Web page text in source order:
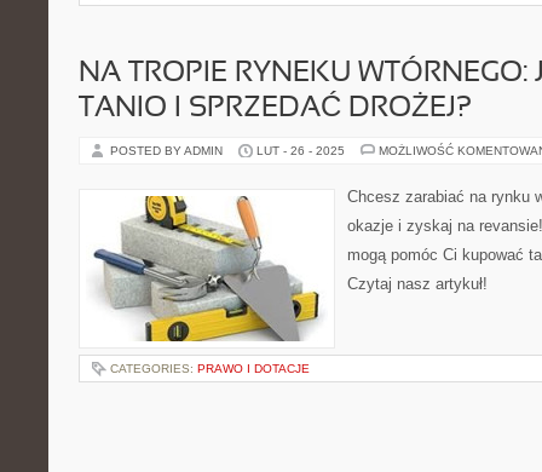
NA TROPIE RYNEKU WTÓRNEGO:
TANIO I SPRZEDAĆ DROŻEJ?
POSTED BY ADMIN LUT - 26 - 2025 MOŻLIWOŚĆ
Chcesz zarabiać na rynku
okazje i zyskaj na
mogą pomóc Ci kupować
Czytaj nasz artykuł!
CATEGORIES: PRAWO I DOTACJE